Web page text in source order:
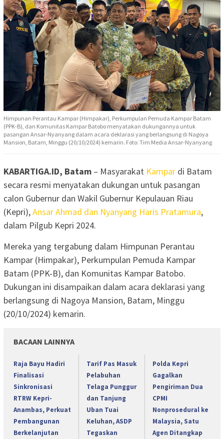
Himpunan Perantau Kampar (Himpakar), Perkumpulan Pemuda Kampar Batam
(PPK-B), dan Komunitas Kampar Batobo menyatakan dukungannya untuk
pasangan Ansar-Nyanyang dalam acara deklarasi yang berlangsung di Nagoya
Mansion, Batam, Minggu (20/10/2024) kemarin. Foto: Tim Media Ansar-Nyanyang
KABARTIGA.ID, Batam – Masyarakat Kampar di Batam
secara resmi menyatakan dukungan untuk pasangan
calon Gubernur dan Wakil Gubernur Kepulauan Riau
(Kepri),Ansar Ahmad dan Nyanyang Haris Pratamura,
dalam Pilgub Kepri 2024.
Mereka yang tergabung dalam Himpunan Perantau
Kampar (Himpakar), Perkumpulan Pemuda Kampar
Batam (PPK-B), dan Komunitas Kampar Batobo.
Dukungan ini disampaikan dalam acara deklarasi yang
berlangsung di Nagoya Mansion, Batam, Minggu
(20/10/2024) kemarin.
BACAAN LAINNYA
Raja Bayu Hadiri
Finalisasi
Sinkronisasi
RTRW Kepri-
Anambas, Perkuat
Pembangunan
Berkelanjutan
Tarif Pas Masuk
Pelabuhan
Telaga Punggur
dan Tanjung
Uban Tuai
Keluhan, ASDP
Tegaskan
Polda Kepri
Gagalkan
Pengiriman Dua
CPMI
Nonprosedural ke
Malaysia, Satu
Agen Ditangkap